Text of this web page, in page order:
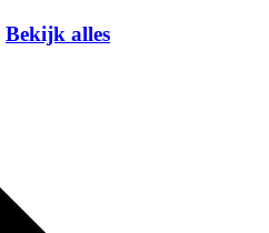
Bekijk alles